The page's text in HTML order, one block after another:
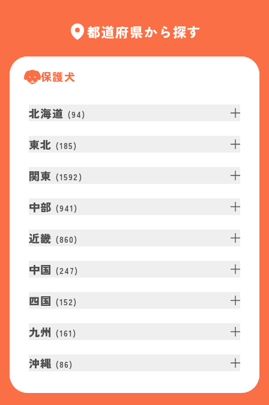
都道府県から探す
保護犬
北海道 (94)
東北 (185)
関東 (1592 )
中部 (941 )
近畿 (860)
中国 (247)
四国 (152)
九州 (161 )
沖縄 (86)